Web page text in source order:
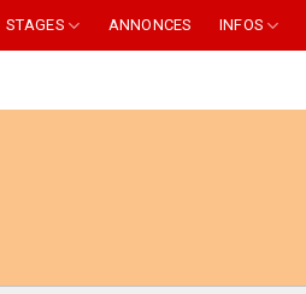
STAGES ANNONCES INFOS